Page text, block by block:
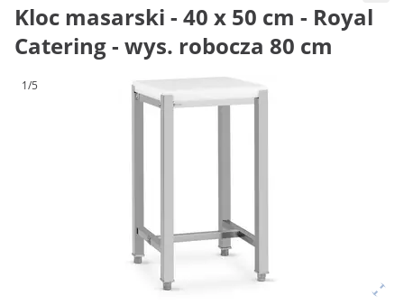
Kloc masarski - 40 x 50 cm - Royal
Catering - wys. robocza 80 cm
1/5